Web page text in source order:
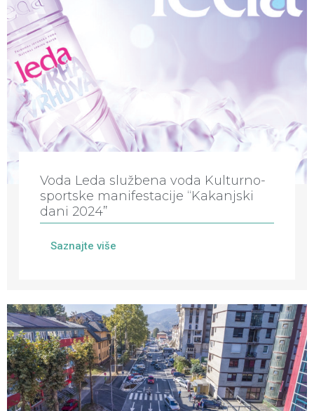
Voda Leda službena voda Kulturno-
sportske manifestacije “Kakanjski
dani 2024”
Saznajte više